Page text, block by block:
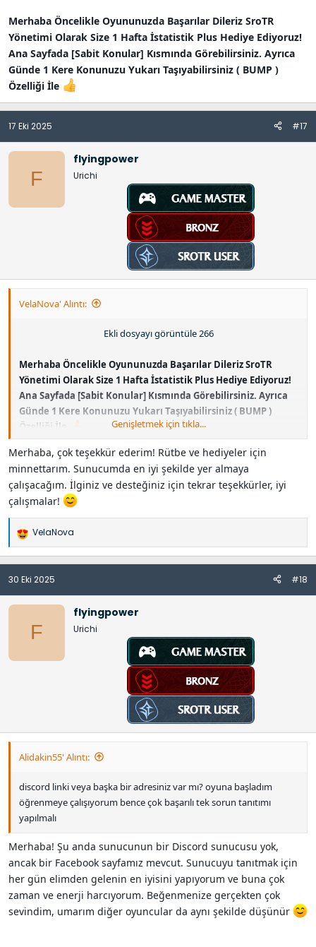
Merhaba Öncelikle Oyununuzda Başarılar Dileriz SroTR
Yönetimi Olarak Size 1 Hafta İstatistik Plus Hediye Ediyoruz!
Ana Sayfada [Sabit Konular] Kısmında Görebilirsiniz. Ayrıca
Günde 1 Kere Konunuzu Yukarı Taşıyabilirsiniz ( BUMP )
Özelliği İle
17 Eki 2025 #17
F
flyingpower
Urichi
VelaNova' Alıntı:
Ekli dosyayı görüntüle 266
Merhaba Öncelikle Oyununuzda Başarılar Dileriz SroTR
Yönetimi Olarak Size 1 Hafta İstatistik Plus Hediye Ediyoruz!
Ana Sayfada [Sabit Konular] Kısmında Görebilirsiniz. Ayrıca
Günde 1 Kere Konunuzu Yukarı Taşıyabilirsiniz ( BUMP )
Özelliği İle
Genişletmek için tıkla...
Merhaba, çok teşekkür ederim! Rütbe ve hediyeler için
minnettarım. Sunucumda en iyi şekilde yer almaya
çalışacağım. İlginiz ve desteğiniz için tekrar teşekkürler, iyi
çalışmalar!
İ
a
d
e
l
VelaNova
30 Eki 2025 #18
F
flyingpower
Urichi
Alidakin55' Alıntı:
discord linki veya başka bir adresiniz var mı? oyuna başladım
öğrenmeye çalışıyorum bence çok başarılı tek sorun tanıtımı
yapılmalı
Merhaba! Şu anda sunucunun bir Discord sunucusu yok,
ancak bir Facebook sayfamız mevcut. Sunucuyu tanıtmak için
her gün elimden gelenin en iyisini yapıyorum ve buna çok
zaman ve enerji harcıyorum. Beğenmenize gerçekten çok
sevindim, umarım diğer oyuncular da aynı şekilde düşünür